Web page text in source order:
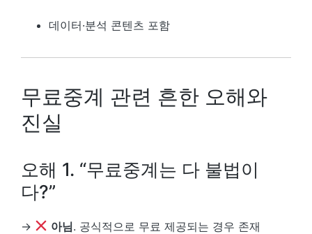
데이터·분석 콘텐츠 포함
무료중계 관련 흔한 오해와
진실
오해 1. “무료중계는 다 불법이
다?”
→ 아님. 공식적으로 무료 제공되는 경우 존재